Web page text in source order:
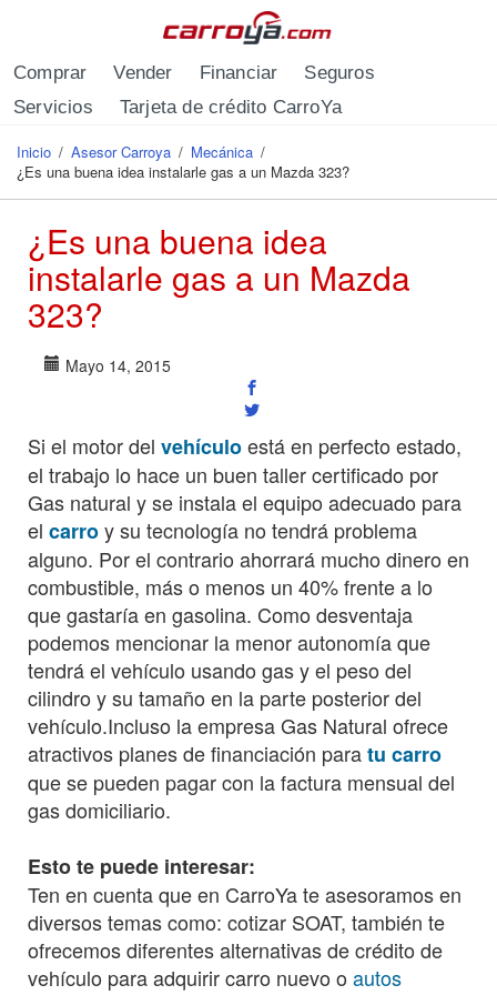
Comprar Vender Financiar
Seguros
Servicios
Tarjeta de crédito CarroYa
Se encuentra usted aquí
Inicio / Asesor Carroya / Mecánica /
¿Es una buena idea instalarle gas a un Mazda 323?
¿Es una buena idea
instalarle gas a un Mazda
323?
Mayo 14, 2015
Si el motor del vehículoestá en perfecto estado,
el trabajo lo hace un buen taller certificado por
Gas natural y se instala el equipo adecuado para
el carroy su tecnología no tendrá problema
alguno. Por el contrario ahorrará mucho dinero en
combustible, más o menos un 40% frente a lo
que gastaría en gasolina. Como desventaja
podemos mencionar la menor autonomía que
tendrá el vehículo usando gas y el peso del
cilindro y su tamaño en la parte posterior del
vehículo.Incluso la empresa Gas Natural ofrece
atractivos planes de financiación paratu carro
que se pueden pagar con la factura mensual del
gas domiciliario.
Esto te puede interesar:
Ten en cuenta que en CarroYa te asesoramos en
diversos temas como: cotizar SOAT, también te
ofrecemos diferentes alternativas de crédito de
vehículo para adquirir carro nuevo o autos